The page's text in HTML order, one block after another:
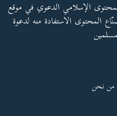
الإسلامي الدعوي في موقع
المحتوى الاستفادة منه لدعوة
من نحن